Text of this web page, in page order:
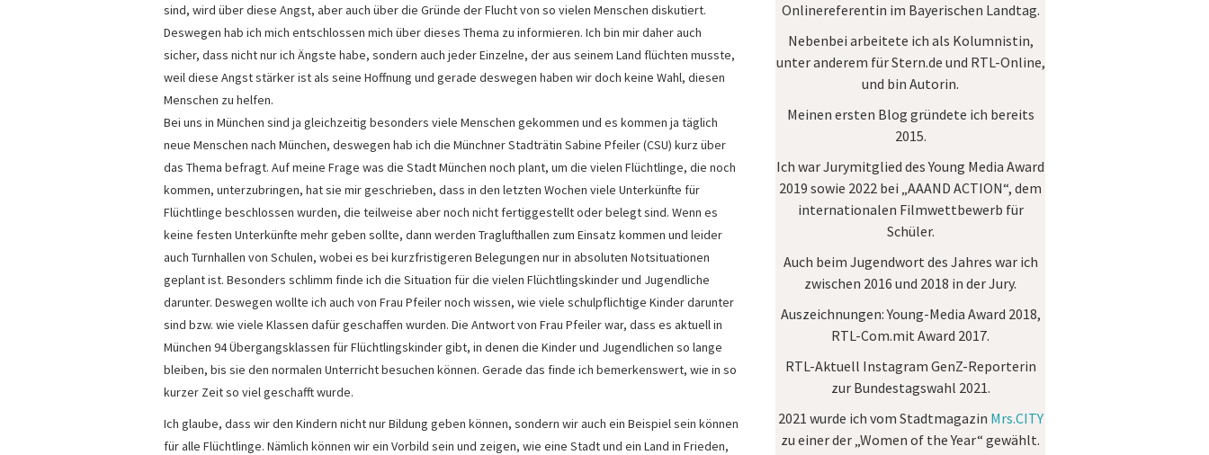
sind, wird über diese Angst, aber auch über die Gründe der Flucht von so vielen Menschen diskutiert.
Deswegen hab ich mich entschlossen mich über dieses Thema zu informieren. Ich bin mir daher auch
sicher, dass nicht nur ich Ängste habe, sondern auch jeder Einzelne, der aus seinem Land flüchten musste,
weil diese Angst stärker ist als seine Hoffnung und gerade deswegen haben wir doch keine Wahl, diesen
Menschen zu helfen.
Bei uns in München sind ja gleichzeitig besonders viele Menschen gekommen und es kommen ja täglich
neue Menschen nach München, deswegen hab ich die Münchner Stadträtin Sabine Pfeiler (CSU) kurz über
das Thema befragt. Auf meine Frage was die Stadt München noch plant, um die vielen Flüchtlinge, die noch
kommen, unterzubringen, hat sie mir geschrieben, dass in den letzten Wochen viele Unterkünfte für
Flüchtlinge beschlossen wurden, die teilweise aber noch nicht fertiggestellt oder belegt sind. Wenn es
keine festen Unterkünfte mehr geben sollte, dann werden Traglufthallen zum Einsatz kommen und leider
auch Turnhallen von Schulen, wobei es bei kurzfristigeren Belegungen nur in absoluten Notsituationen
geplant ist. Besonders schlimm finde ich die Situation für die vielen Flüchtlingskinder und Jugendliche
darunter. Deswegen wollte ich auch von Frau Pfeiler noch wissen, wie viele schulpflichtige Kinder darunter
sind bzw. wie viele Klassen dafür geschaffen wurden. Die Antwort von Frau Pfeiler war, dass es aktuell in
München 94 Übergangsklassen für Flüchtlingskinder gibt, in denen die Kinder und Jugendlichen so lange
bleiben, bis sie den normalen Unterricht besuchen können. Gerade das finde ich bemerkenswert, wie in so
kurzer Zeit so viel geschafft wurde.
Ich glaube, dass wir den Kindern nicht nur Bildung geben können, sondern wir auch ein Beispiel sein können
für alle Flüchtlinge. Nämlich können wir ein Vorbild sein und zeigen, wie eine Stadt und ein Land in Frieden,
Onlinereferentin im Bayerischen Landtag.
Nebenbei arbeitete ich als Kolumnistin,
unter anderem fürStern.de und RTL-Online,
und bin Autorin.
Meinen ersten Blog gründete ich bereits
2015.
Ich war Jurymitglied desYoung Media Award
2019 sowie 2022 bei „AAAND ACTION“, dem
internationalen Filmwettbewerb für
Schüler.
Auch beim Jugendwort des Jahres war ich
zwischen 2016 und 2018 in der Jury.
Auszeichnungen:Young-Media Award 2018,
RTL-Com.mit Award 2017.
RTL-Aktuell Instagram GenZ-Reporterin
zur Bundestagswahl 2021.
2021 wurde ich vom Stadtmagazin Mrs.CITY
zu einer der „Women of the Year“ gewählt.